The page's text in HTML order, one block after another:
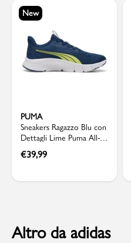
New
PUMA
Sneakers Ragazzo Blu con
Dettagli Lime Puma All-
Day Active
€39,99
Altro da adidas